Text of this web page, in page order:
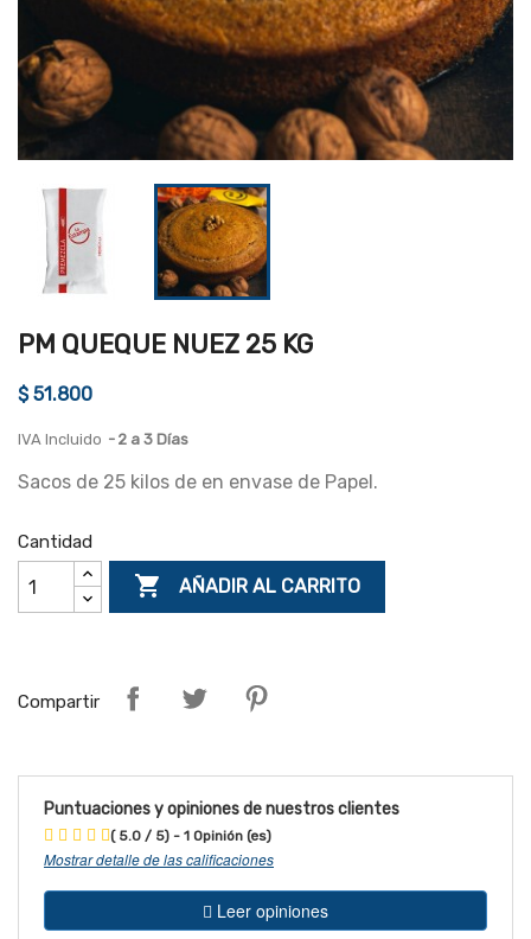
PM QUEQUE NUEZ 25 KG
$ 51.800
IVA Incluido 2 a 3 Días
Sacos de 25 kilos de en envase de Papel.
Cantidad
 AÑADIR AL CARRITO
Compartir
Puntuaciones y opiniones de nuestros clientes
( 5.0 / 5) - 1 Opinión (es)
Mostrar detalle de las calificaciones
Leer opiniones